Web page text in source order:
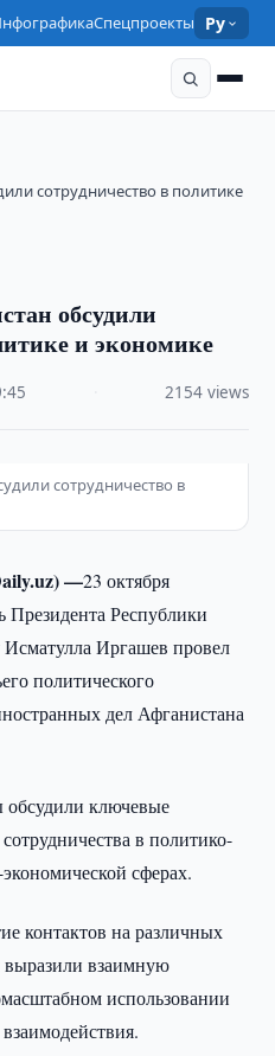
Спецпроекты Ру
сотрудничество в политике
обсудили
и экономике
2154 views
сотрудничество в
—23 октября
Президента Республики
Иргашев провел
политического
дел Афганистана
обсудили ключевые
в политико-
сферах.
контактов на различных
выразили взаимную
использовании